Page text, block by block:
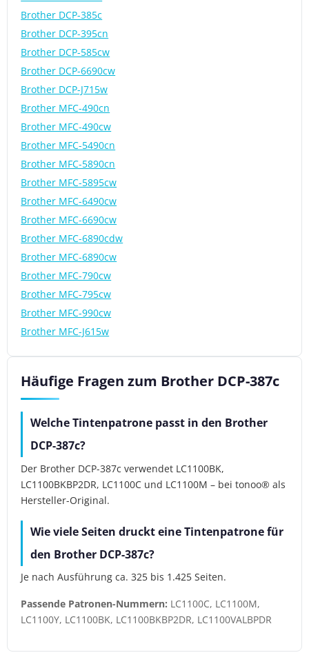
Brother DCP-385c
Brother DCP-395cn
Brother DCP-585cw
Brother DCP-6690cw
Brother DCP-J715w
Brother MFC-490cn
Brother MFC-490cw
Brother MFC-5490cn
Brother MFC-5890cn
Brother MFC-5895cw
Brother MFC-6490cw
Brother MFC-6690cw
Brother MFC-6890cdw
Brother MFC-6890cw
Brother MFC-790cw
Brother MFC-795cw
Brother MFC-990cw
Brother MFC-J615w
Häufige Fragen zum Brother DCP-387c
Welche Tintenpatrone passt in den Brother
DCP-387c?
Der Brother DCP-387c verwendet LC1100BK,
LC1100BKBP2DR, LC1100C und LC1100M – bei tonoo® als
Hersteller-Original.
Wie viele Seiten druckt eine Tintenpatrone für
den Brother DCP-387c?
Je nach Ausführung ca. 325 bis 1.425 Seiten.
Passende Patronen-Nummern: LC1100C, LC1100M,
LC1100Y, LC1100BK, LC1100BKBP2DR, LC1100VALBPDR